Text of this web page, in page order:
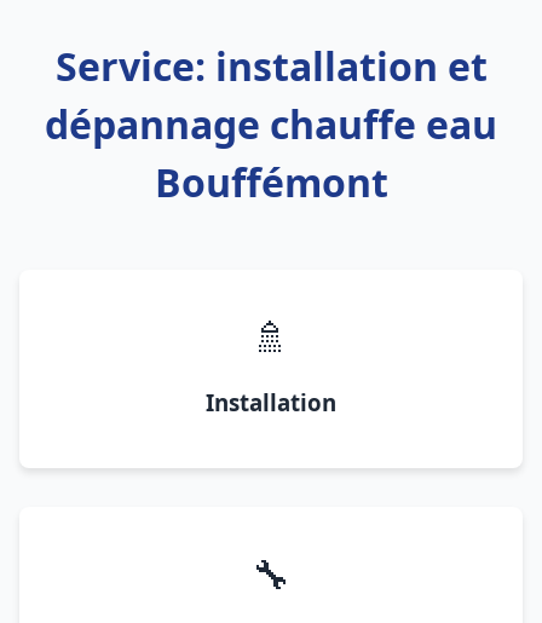
Service: installation et
dépannage chauffe eau
Bouffémont
🚿
Installation
🔧